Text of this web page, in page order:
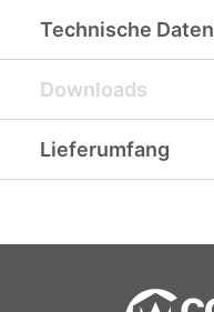
Technische Daten
Downloads
Lieferumfang